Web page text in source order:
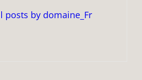
posts by domaine_Fr